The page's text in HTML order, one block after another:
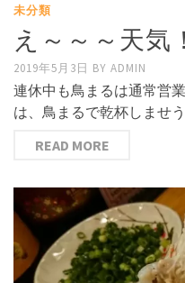
未分類
え～～～天気
2019年5月3日 BY ADMIN
連休中も鳥まるは通常営
は、鳥まるで乾杯しませ
READ MORE